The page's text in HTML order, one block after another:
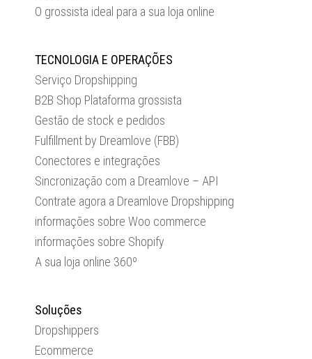
O grossista ideal para a sua loja online
TECNOLOGIA E OPERAÇÕES
Serviço Dropshipping
B2B Shop Plataforma grossista
Gestão de stock e pedidos
Fulfillment by Dreamlove (FBB)
Conectores e integrações
Sincronização com a Dreamlove – API
Contrate agora a Dreamlove Dropshipping
informações sobre Woo commerce
informações sobre Shopify
A sua loja online 360º
Soluções
Dropshippers
Ecommerce